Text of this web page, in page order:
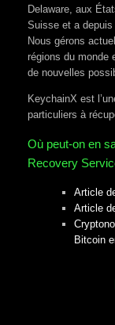
Delaware, aux
Suisse et a depuis
Nous gérons
régions du monde
de nouvelles
KeychainX est
particuliers à
Où peut-on en
Recovery
Article
Article
Bitcoin